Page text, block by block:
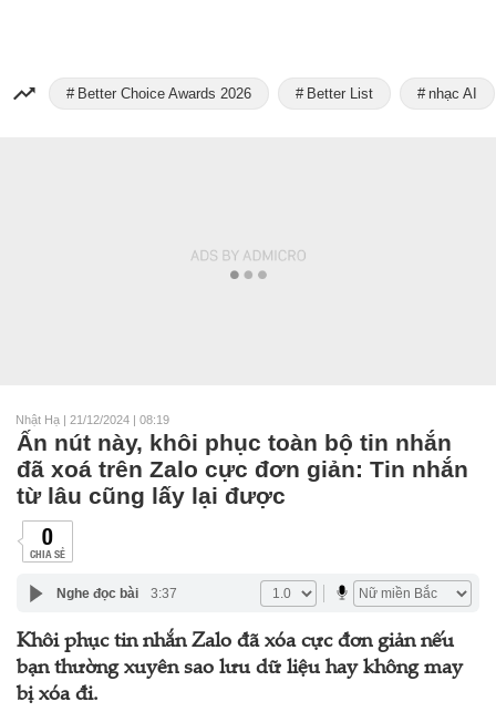
Better Choice Awards 2026 Better List nhạc AI
Nhật Hạ | 21/12/2024 | 08:19
Ấn nút này, khôi phục toàn bộ tin nhắn
đã xoá trên Zalo cực đơn giản: Tin nhắn
từ lâu cũng lấy lại được
0
CHIA SẺ
Nghe đọc bài 3:37
Khôi phục tin nhắn Zalo đã xóa cực đơn giản nếu
bạn thường xuyên sao lưu dữ liệu hay không may
bị xóa đi.